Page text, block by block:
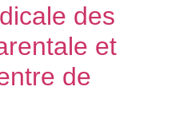
des
et
de